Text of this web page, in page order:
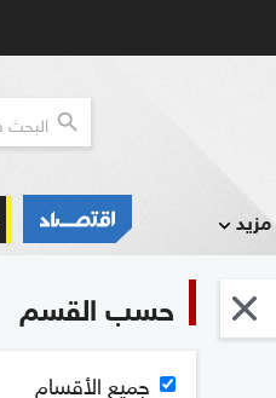
مزيد
حسب القسم
جميع الأقسام